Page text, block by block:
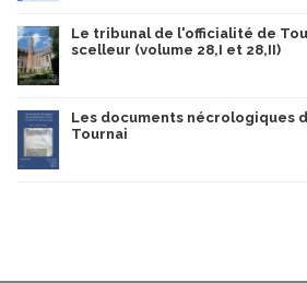
Le tribunal de l'officialité de
scelleur (volume 28,I et 28,II)
Les documents nécrologiques
Tournai